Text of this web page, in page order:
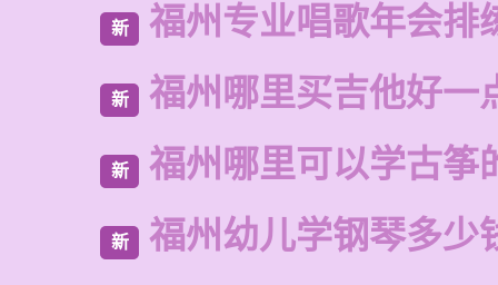
新 福州专业唱歌年会排
新 福州哪里买吉他好一
新 福州哪里可以学古筝
新 福州幼儿学钢琴多少